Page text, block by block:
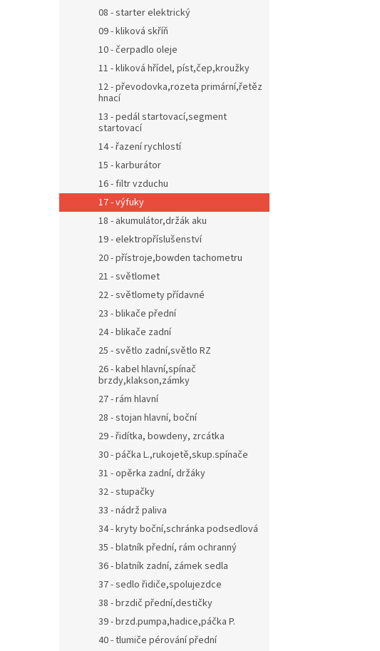
08 - starter elektrický
09 - kliková skříň
10 - čerpadlo oleje
11 - kliková hřídel, píst,čep,kroužky
12 - převodovka,rozeta primární,řetěz
hnací
13 - pedál startovací,segment
startovací
14 - řazení rychlostí
15 - karburátor
16 - filtr vzduchu
17 - výfuky
18 - akumulátor,držák aku
19 - elektropříslušenství
20 - přístroje,bowden tachometru
21 - světlomet
22 - světlomety přídavné
23 - blikače přední
24 - blikače zadní
25 - světlo zadní,světlo RZ
26 - kabel hlavní,spínač
brzdy,klakson,zámky
27 - rám hlavní
28 - stojan hlavní, boční
29 - řidítka, bowdeny, zrcátka
30 - páčka L.,rukojetě,skup.spínače
31 - opěrka zadní, držáky
32 - stupačky
33 - nádrž paliva
34 - kryty boční,schránka podsedlová
35 - blatník přední, rám ochranný
36 - blatník zadní, zámek sedla
37 - sedlo řidiče,spolujezdce
38 - brzdič přední,destičky
39 - brzd.pumpa,hadice,páčka P.
40 - tlumiče pérování přední